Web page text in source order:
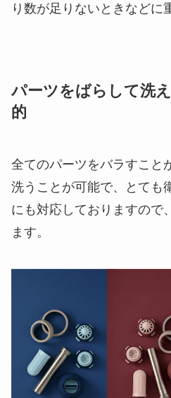
り数が足りないときなどに
パーツをばらして洗
的
全てのパーツをバラすこと
洗うことが可能で、とても
にも対応しておりますので
ます。